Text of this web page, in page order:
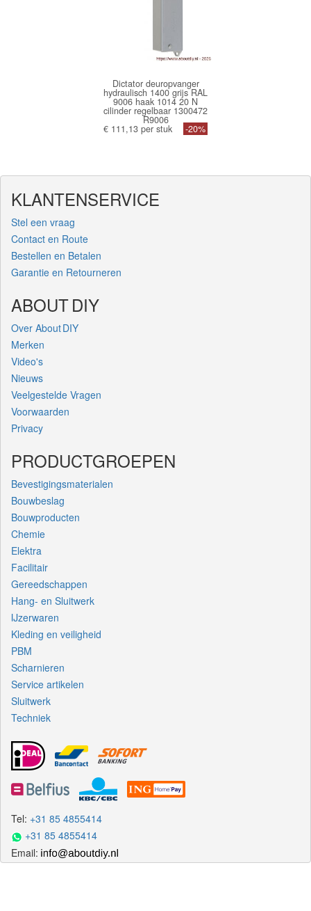
Dictator deuropvanger
hydraulisch 1400 grijs RAL
9006 haak 1014 20 N
cilinder regelbaar 1300472
R9006
€ 111,13 per stuk -20%
KLANTENSERVICE
Stel een vraag
Contact en Route
Bestellen en Betalen
Garantie en Retourneren
ABOUT DIY
Over About DIY
Merken
Video's
Nieuws
Veelgestelde Vragen
Voorwaarden
Privacy
PRODUCTGROEPEN
Bevestigingsmaterialen
Bouwbeslag
Bouwproducten
Chemie
Elektra
Facilitair
Gereedschappen
Hang- en Sluitwerk
IJzerwaren
Kleding en veiligheid
PBM
Scharnieren
Service artikelen
Sluitwerk
Techniek
Tel: +31 85 4855414
+31 85 4855414
Email: